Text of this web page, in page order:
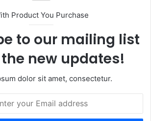
Product You Purchase
to our mailing list
new updates!
dolor sit amet, consectetur.